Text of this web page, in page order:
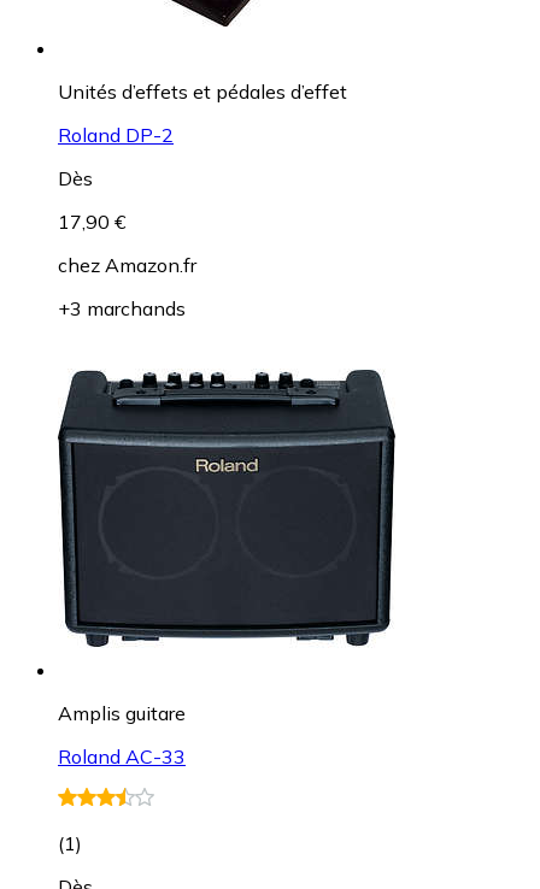
Unités d’effets et pédales d’effet
Roland DP-2
Dès
17,90 €
chez Amazon.fr
+3 marchands
Amplis guitare
Roland AC-33
(1)